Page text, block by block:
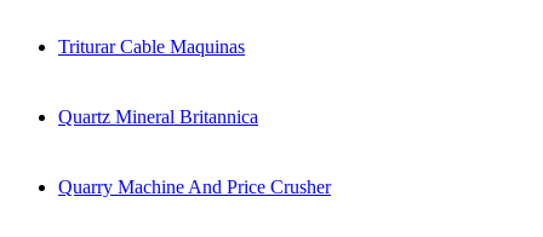
Triturar Cable Maquinas
Quartz Mineral Britannica
Quarry Machine And Price Crusher